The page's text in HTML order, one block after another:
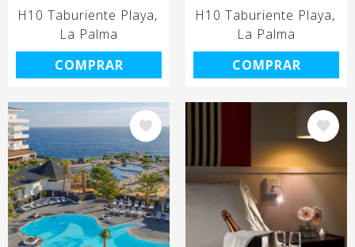
H10 Taburiente Playa
La Palma
COMPRAR
H10 Taburiente Playa
La Palma
COMPRAR
Image